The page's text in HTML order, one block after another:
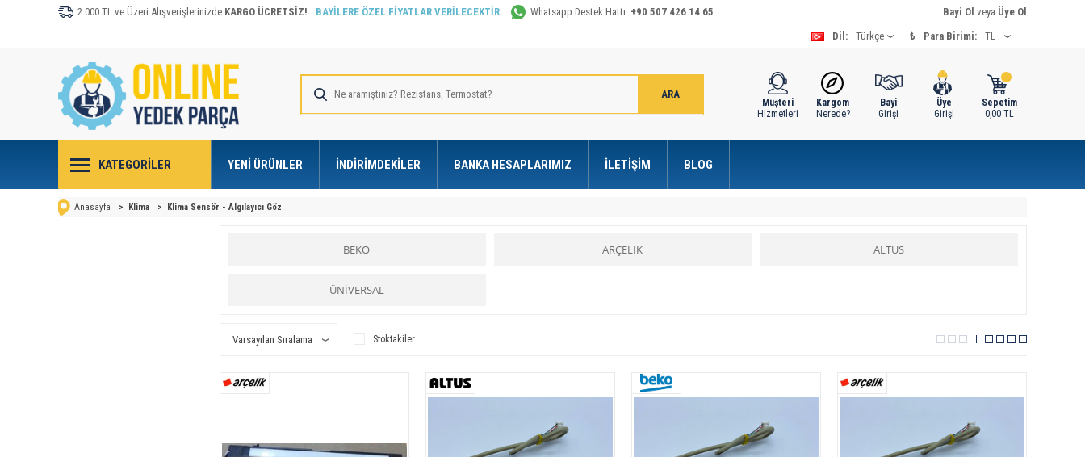
2.000 TL ve Üzeri Alışverişlerinizde KARGO ÜCRETSİZ! BAYİLERE ÖZEL FİYATLAR VERİLECEKTİR. Whatsapp Destek Hattı: +90 507 426 14 65 Bayi Ol veya Üye Ol
Dil:
₺ Para Birimi:
Sepetim
0,00TL
Üye
Girişi
Bayi
Girişi
Kargom
Nerede?
Müşteri
Hizmetleri
KATEGORILER YENI ÜRÜNLER İNDIRIMDEKILER BANKA HESAPLARIMIZ İLETIŞIM BLOG
Anasayfa > Klima > Klima Sensör - Algılayıcı Göz
BEKO ARÇELİK ALTUS
ÜNİVERSAL
Stoktakiler